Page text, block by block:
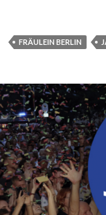
FRÄULEIN BERLIN